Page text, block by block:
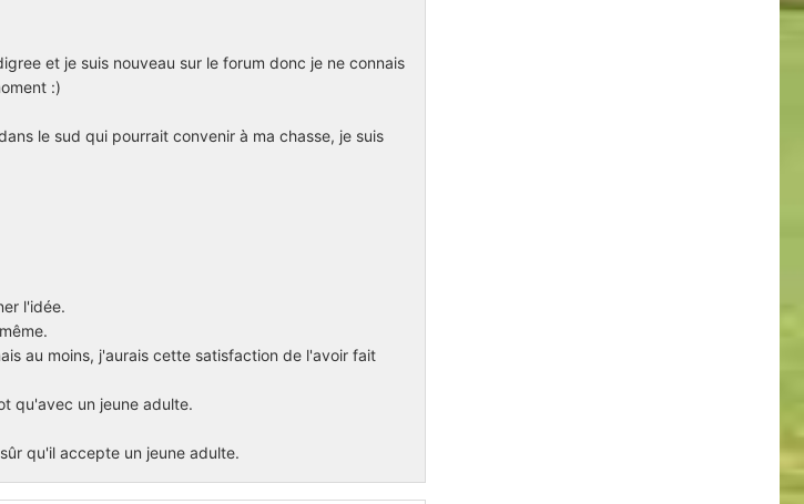
et je suis nouveau sur le forum donc je ne connais
:)
le sud qui pourrait convenir à ma chasse, je suis
l'idée.
au moins, j'aurais cette satisfaction de l'avoir fait
qu'avec un jeune adulte.
qu'il accepte un jeune adulte.